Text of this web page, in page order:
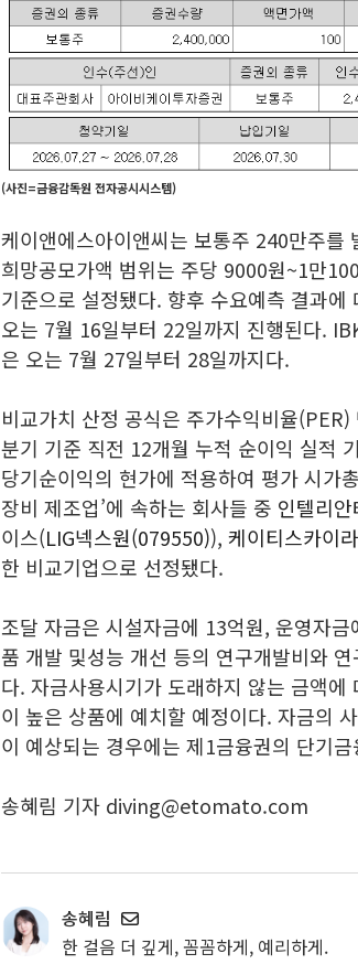
(사진=금융감독원 전자공시시스템)
케이앤에스아이앤씨는 보통주 240만주를
희망공모가액 범위는 주당 9000원~1만
기준으로 설정됐다. 향후 수요예측 결과
오는 7월 16일부터 22일까지 진행된다.
은 오는 7월 27일부터 28일까지다.
비교가치 산정 공식은 주가수익비율
분기 기준 직전 12개월 누적 순이익 실적
당기순이익의 현가에 적용하여 평가 시가
장비 제조업’에 속하는 회사들 중 인텔리
이스(LIG넥스원(079550)), 케이티스카이
한 비교기업으로 선정됐다.
조달 자금은 시설자금에 13억원, 운영자
품 개발 및성능 개선 등의 연구개발비와
다. 자금사용시기가 도래하지 않는 금액
이 높은 상품에 예치할 예정이다. 자금의
이 예상되는 경우에는 제1금융권의 단기
송혜림 기자 diving@etomato.com
송혜림
한 걸음 더 깊게, 꼼꼼하게, 예리하게.